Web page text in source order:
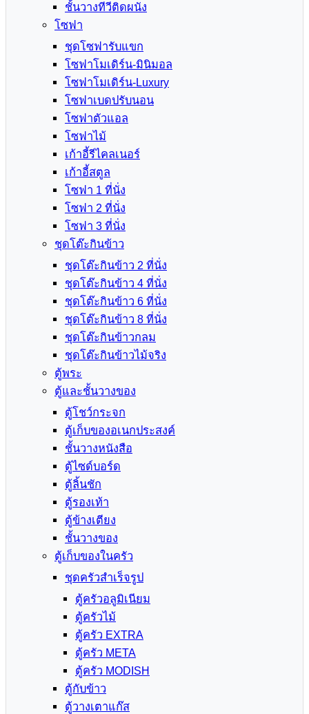
ชั้นวางทีวีติดผนัง
โซฟา
ชุดโซฟารับแขก
โซฟาโมเดิร์น-มินิมอล
โซฟาโมเดิร์น-Luxury
โซฟาเบดปรับนอน
โซฟาตัวแอล
โซฟาไม้
เก้าอี้รีไคลเนอร์
เก้าอี้สตูล
โซฟา 1 ที่นั่ง
โซฟา 2 ที่นั่ง
โซฟา 3 ที่นั่ง
ชุดโต๊ะกินข้าว
ชุดโต๊ะกินข้าว 2 ที่นั่ง
ชุดโต๊ะกินข้าว 4 ที่นั่ง
ชุดโต๊ะกินข้าว 6 ที่นั่ง
ชุดโต๊ะกินข้าว 8 ที่นั่ง
ชุดโต๊ะกินข้าวกลม
ชุดโต๊ะกินข้าวไม้จริง
ตู้พระ
ตู้และชั้นวางของ
ตู้โชว์กระจก
ตู้เก็บของอเนกประสงค์
ชั้นวางหนังสือ
ตู้ไซด์บอร์ด
ตู้ลิ้นชัก
ตู้รองเท้า
ตู้ข้างเตียง
ชั้นวางของ
ตู้เก็บของในครัว
ชุดครัวสำเร็จรูป
ตู้ครัวอลูมิเนียม
ตู้ครัวไม้
ตู้ครัว EXTRA
ตู้ครัว META
ตู้ครัว MODISH
ตู้กับข้าว
ตู้วางเตาแก๊ส